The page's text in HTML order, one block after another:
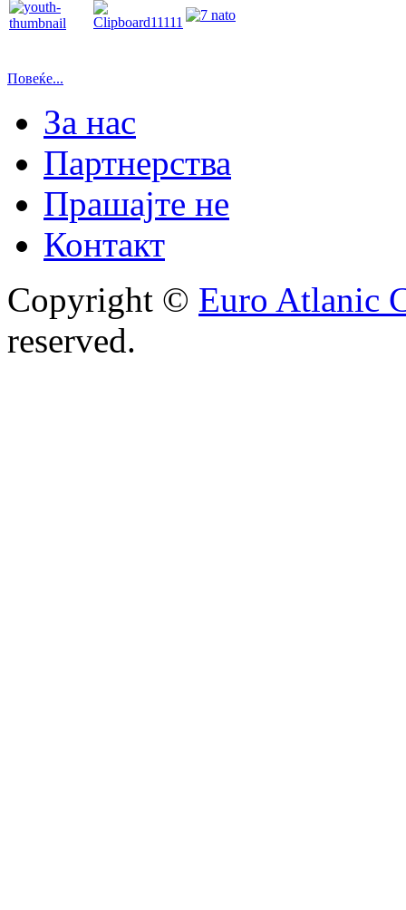
Повеќе...
За нас
Партнерства
Прашајте не
Контакт
Copyright © Euro Atlanic
reserved.